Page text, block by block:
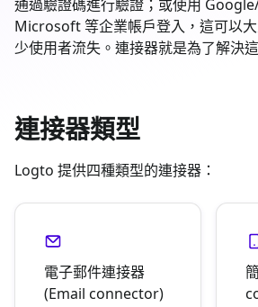
通過驗證碼進行驗證；或使用
Microsoft 等企業帳戶登入，這可以
少使用者流失。連接器就是為了解決
連接器類型
Logto 提供四種類型的連接器：
電子郵件連接器
(Email connector)